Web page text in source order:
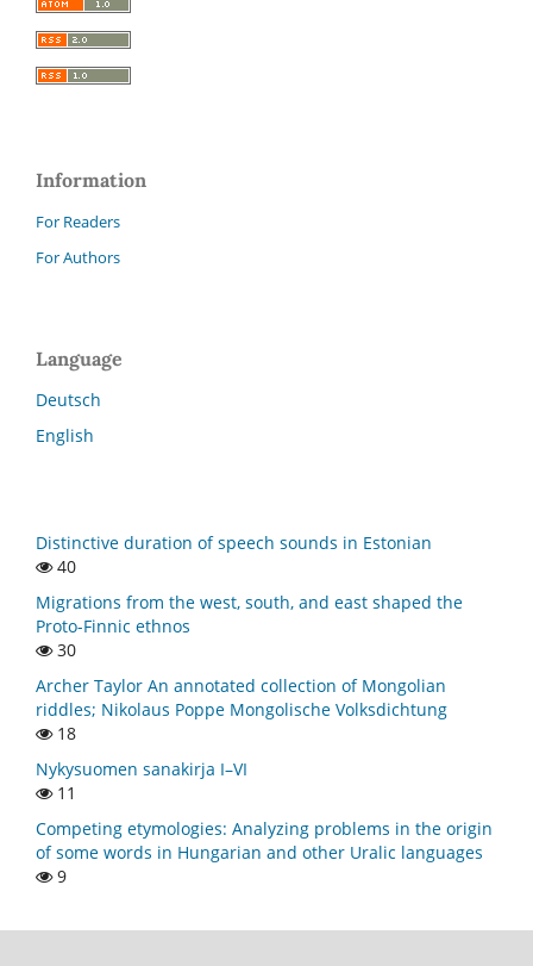
Information
For Readers
For Authors
Language
Deutsch
English
Distinctive duration of speech sounds in Estonian
40
Migrations from the west, south, and east shaped the
Proto-Finnic ethnos
30
Archer Taylor An annotated collection of Mongolian
riddles; Nikolaus Poppe Mongolische Volksdichtung
18
Nykysuomen sanakirja I–VI
11
Competing etymologies: Analyzing problems in the origin
of some words in Hungarian and other Uralic languages
9